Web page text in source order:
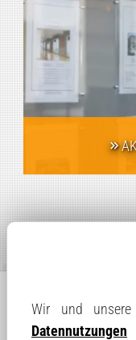
Wir und
Datennutzungen